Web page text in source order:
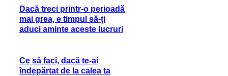
Dacă treci printr-o perioadă
mai grea, e timpul să-ți
aduci aminte aceste lucruri
Ce să faci, dacă te-ai
îndepărtat de la calea ta